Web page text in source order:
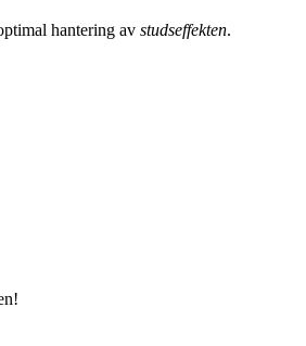
hantering av studseffekten.